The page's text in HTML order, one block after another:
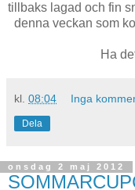
tillbaks lagad och fin
denna veckan som
Ha
kl. 08:04 Inga
Dela
onsdag 2 maj 2012